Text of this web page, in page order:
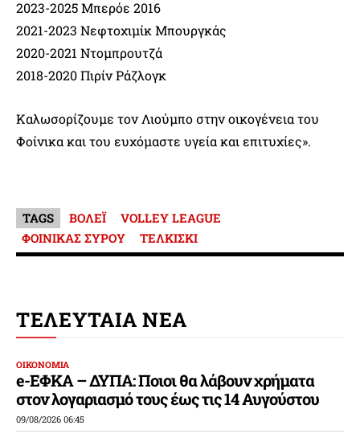
2023-2025 Μπερόε 2016
2021-2023 Νεφτοχιμίκ Μπουργκάς
2020-2021 Ντομπρουτζά
2018-2020 Πιρίν Ράζλογκ
Καλωσορίζουμε τον Λιούμπο στην οικογένεια του
Φοίνικα και του ευχόμαστε υγεία και επιτυχίες».
TAGS ΒΟΛΕΪ
VOLLEY LEAGUE
ΦΟΙΝΙΚΑΣ ΣΥΡΟΥ
ΤΕΛΚΙΣΚΙ
ΤΕΛΕΥΤΑΙΑ ΝΕΑ
ΟΙΚΟΝΟΜΙΑ
e-ΕΦΚΑ – ΔΥΠΑ: Ποιοι θα λάβουν χρήματα
στον λογαριασμό τους έως τις 14 Αυγούστου
09/08/2026 06:45